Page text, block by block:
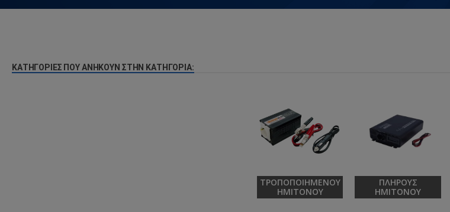
ΚΑΤΗΓΟΡΊΕΣ ΠΟΥ ΑΝΉΚΟΥΝ ΣΤΗΝ ΚΑΤΗΓΟΡΊΑ:
ΤΡΟΠΟΠΟΙΗΜΈΝΟΥ
ΗΜΊΤΟΝΟΥ
ΠΛΉΡΟΥΣ
ΗΜΊΤΟΝΟΥ